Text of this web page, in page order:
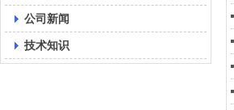
公司新闻
技术知识